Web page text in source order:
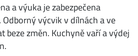
a výuka je zabezpečena
výcvik v dílnách a ve
beze změn. Kuchyně vaří a výdej